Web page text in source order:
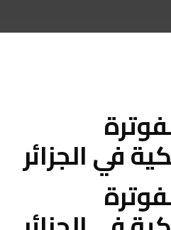
في الجزائر